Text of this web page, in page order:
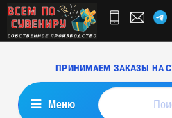
ПРИНИМАЕМ ЗАКАЗЫ НА
Меню